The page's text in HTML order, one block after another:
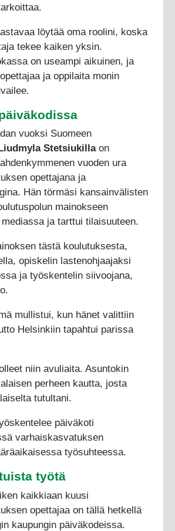
löytää oma roolini, koska
tekee kaiken yksin.
on useampi aikuinen, ja
ja oppilaita monin
vuoksi Suomeen
Stetsiukillaon
vuoden ura
opettajana ja
Hän törmäsi kansainvälisten
mainokseen
ja tarttui tilaisuuteen.
tästä koulutuksesta,
opiskelin lastenohjaajaksi
ja työskentelin siivoojana,
mullistui, kun hänet valittiin
Helsinkiin tapahtui parissa
niin avuliaita. Asuntokin
perheen kautta, josta
tutultani.
päiväkoti
varhaiskasvatuksen
työsuhteessa.
työtä
kaikkiaan kuusi
opettajaa on tällä hetkellä
kaupungin päiväkodeissa.